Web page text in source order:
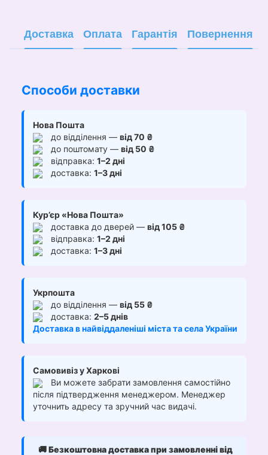
Доставка Оплата Гарантія Повернення
Способи доставки
Нова Пошта
до відділення — від 70 ₴
до поштомату — від 50 ₴
відправка: 1–2 дні
доставка: 1–3 дні
Кур’єр «Нова Пошта»
доставка до дверей — від 105 ₴
відправка: 1–2 дні
доставка: 1–3 дні
Укрпошта
до відділення — від 55 ₴
доставка: 2–5 днів
Доставка в найвіддаленіші міста та села України
Самовивіз у Харкові
Ви можете забрати замовлення самостійно
після підтвердження менеджером. Менеджер
уточнить адресу та зручний час видачі.
🚚Безкоштовна доставка при замовленні від